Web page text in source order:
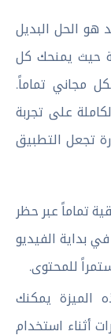
هو الحل البديل
حيث يمنحك كل
مجاني تماماً.
على تجربة
تجعل التطبيق
تماماً عبر حظر
بداية الفيديو
للمحتوى.
الميزة يمكنك
أثناء استخدام